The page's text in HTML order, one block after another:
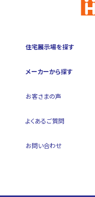
住宅展示場を探す
メーカーから探す
お客さまの声
よくあるご質問
お問い合わせ